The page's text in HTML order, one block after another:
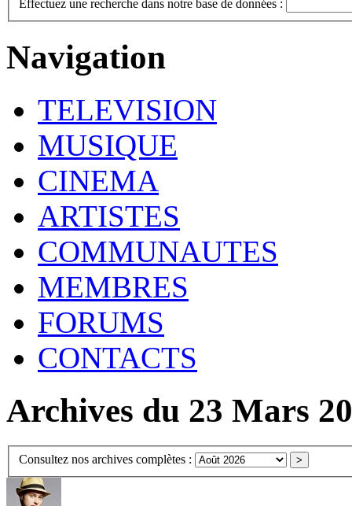
Effectuez une recherche dans notre base de données :
Navigation
TELEVISION
MUSIQUE
CINEMA
ARTISTES
COMMUNAUTES
MEMBRES
FORUMS
CONTACTS
Archives du 23 Mars
Consultez nos archives complètes :